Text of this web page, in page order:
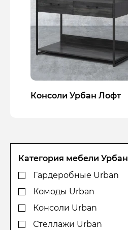
Консоли Урбан Лофт
Категория мебели Урбан
Гардеробные Urban
Комоды Urban
Консоли Urban
Стеллажи Urban